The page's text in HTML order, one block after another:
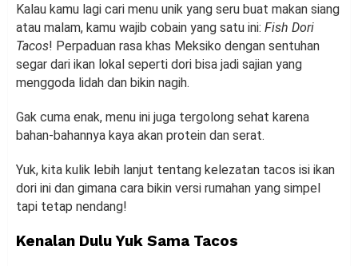
Kalau kamu lagi cari menu unik yang seru buat makan siang
atau malam, kamu wajib cobain yang satu ini: Fish Dori
Tacos! Perpaduan rasa khas Meksiko dengan sentuhan
segar dari ikan lokal seperti dori bisa jadi sajian yang
menggoda lidah dan bikin nagih.
Gak cuma enak, menu ini juga tergolong sehat karena
bahan-bahannya kaya akan protein dan serat.
Yuk, kita kulik lebih lanjut tentang kelezatan tacos isi ikan
dori ini dan gimana cara bikin versi rumahan yang simpel
tapi tetap nendang!
Kenalan Dulu Yuk Sama Tacos